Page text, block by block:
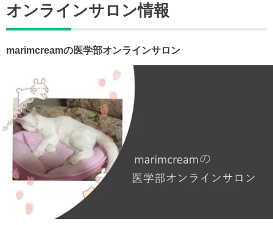
オンラインサロン情報
marimcreamの医学部オンラインサロン